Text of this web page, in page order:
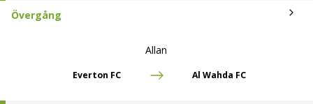
Övergång
Allan
Everton FC Al Wahda FC